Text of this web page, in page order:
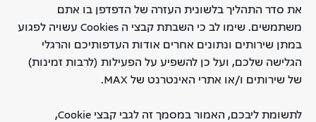
את סדר התהליך בלשונית העזרה של הדפדפן בו אתם
משתמשים. שימו לב כי השבתת קבצי ה Cookies עשויה לפגוע
במתן שירותים ונתונים אחרים אודות העדפותיכם והרגלי
הגלישה שלכם, ועל כן להשפיע על הפעילות (לרבות זמינות)
של שירותים ו/או אתרי האינטרנט של MAX.
לתשומת ליבכם, האמור במסמך זה לגבי קבצי Cookie,